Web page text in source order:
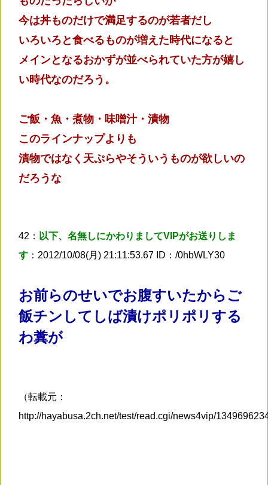
今は丼ものだけで満足するのが若者だし
いろいろと食べるものが増えた時代になると
メインとなるおかずが並べられていた方が嬉し
い時代なのだろう。
ご飯・魚・煮物・味噌汁・漬物
このラインナップよりも
漬物ではなく天ぷらやそういうものが欲しいの
だろうな
42： 以下、名無しにかわりましてVIPがお送りしま
す ：2012/10/08(月) 21:11:53.67 ID：/0hbWLY30
お前らのせいでお腹すいたからご
飯チンしてしば漬けポリポリする
わ糞が
（転載元：
http://hayabusa.2ch.net/test/read.cgi/news4vip/